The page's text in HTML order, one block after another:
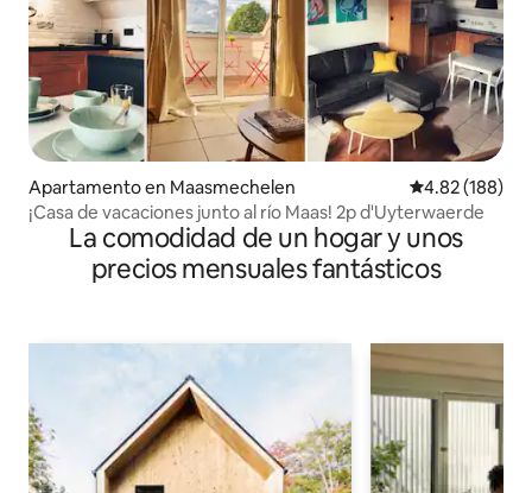
Apartamento en Maasmechelen Calificación
4.82 (188)
¡Casa de vacaciones junto al río Maas! 2p d'Uyterwaerde
La comodidad de un hogar y unos
precios mensuales fantásticos